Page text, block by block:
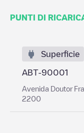
PUNTI DI
Superficie
ABT-90001
Avenida Doutor
2200